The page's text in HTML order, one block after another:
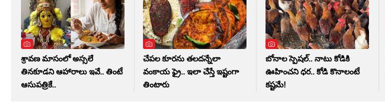
శ్రావణ మాసంలో అస్సలే
తినకూడని ఆహారాలు ఇవే.. తింటే
ఆసుపత్రికే..
చేపల కూరను తలదన్నేలా
వంకాయ ఫ్రై.. ఇలా చేస్తే ఇష్టంగా
తింటారు
బోనాల స్పెషల్.. నాటు కోడికి
ఊహించని ధర.. కోడి కొనాలంటే
కష్టమే!